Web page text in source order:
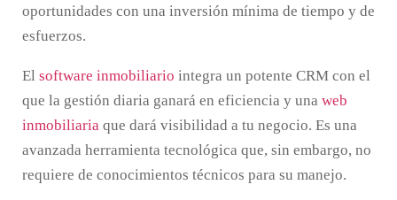
oportunidades con una inversión mínima de tiempo y de
esfuerzos.
El software inmobiliario integra un potente CRM con el
que la gestión diaria ganará en eficiencia y una web
inmobiliaria que dará visibilidad a tu negocio. Es una
avanzada herramienta tecnológica que, sin embargo, no
requiere de conocimientos técnicos para su manejo.